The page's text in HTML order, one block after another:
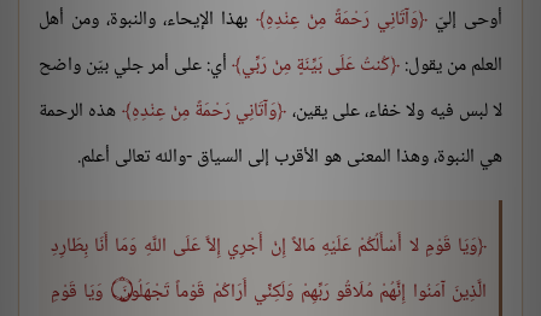
أوحى إليّ وَآتَانِي رَحْمَةً مِنْ عِنْدِهِ بهذا الإيحاء، والنبوة، ومن أهل
العلم من يقول: كُنتُ عَلَى بَيِّنَةٍ مِنْ رَبِّي أي: على أمر جلي بيّن واضح
لا لبس فيه ولا خفاء، على يقين، وَآتَانِي رَحْمَةً مِنْ عِنْدِهِ هذه الرحمة
هي النبوة، وهذا المعنى هو الأقرب إلى السياق -والله تعالى أعلم.
وَيَا قَوْمِ لا أَسْأَلُكُمْ عَلَيْهِ مَالاً إِنْ أَجْرِي إِلاَّ عَلَى اللَّهِ وَمَا أَنَا بِطَارِدِ
الَّذِينَ آمَنُوا إِنَّهُمْ مُلَاقُو رَبِّهِمْ وَلَكِنِّي أَرَاكُمْ قَوْماً تَجْهَلُونَ ۝ وَيَا قَوْمِ